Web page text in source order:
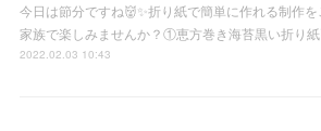
今日は節分ですね👹✨折り紙で簡単に作れる制作
家族で楽しみませんか？①恵方巻き海苔黒い折り
2022.02.03 10:43